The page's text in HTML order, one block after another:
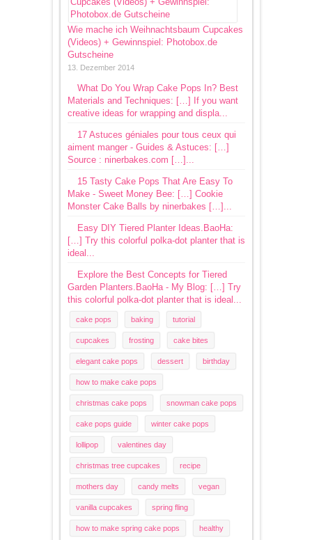
Wie mache ich Weihnachtsbaum Cupcakes
(Videos) + Gewinnspiel: Photobox.de
Gutscheine
13. Dezember 2014
What Do You Wrap Cake Pops In? Best
Materials and Techniques: […] If you want
creative ideas for wrapping and displa...
17 Astuces géniales pour tous ceux qui
aiment manger - Guides & Astuces: […]
Source : ninerbakes.com […]...
15 Tasty Cake Pops That Are Easy To
Make - Sweet Money Bee: […] Cookie
Monster Cake Balls by ninerbakes […]...
Easy DIY Tiered Planter Ideas.BaoHa:
[…] Try this colorful polka-dot planter that is
ideal...
Explore the Best Concepts for Tiered
Garden Planters.BaoHa - My Blog: […] Try
this colorful polka-dot planter that is ideal...
cake pops baking tutorial
cupcakes frosting cake bites
elegant cake pops dessert birthday
how to make cake pops
christmas cake pops snowman cake pops
cake pops guide winter cake pops
lollipop valentines day
christmas tree cupcakes recipe
mothers day candy melts vegan
vanilla cupcakes spring fling
how to make spring cake pops healthy